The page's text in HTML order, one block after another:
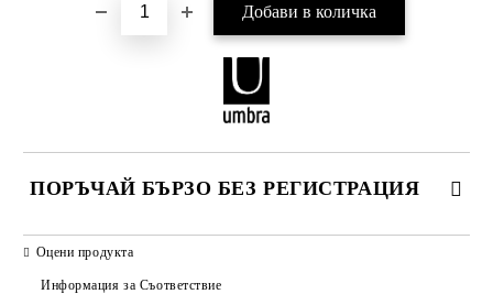
ПОРЪЧАЙ БЪРЗО БЕЗ РЕГИСТРАЦИЯ
Оцени продукта
Информация за Съответствие